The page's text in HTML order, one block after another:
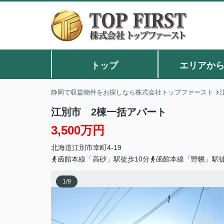
トップ エリアか
静岡で収益物件をお探しなら株式会社トップファースト
江別市 2棟一括アパート
3,500万円
北海道江別市幸町4-19
函館本線「高砂」駅徒歩10分
函館本線「野幌」駅
1/9